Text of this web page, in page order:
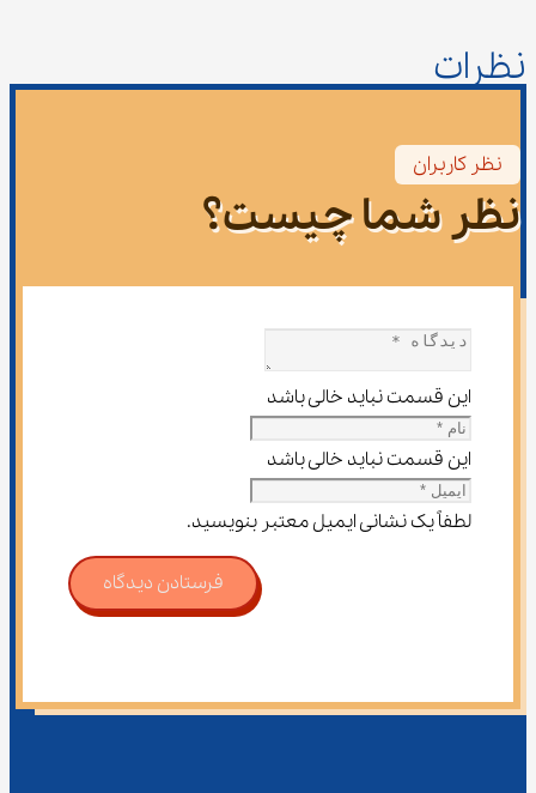
نظرات
نظر کاربران
نظر شما چیست؟
این قسمت نباید خالی باشد
این قسمت نباید خالی باشد
لطفاً یک نشانی ایمیل معتبر بنویسید.
فرستادن دیدگاه